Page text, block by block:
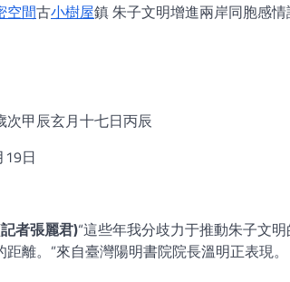
空間古小樹屋鎮 朱子文明增進兩岸同胞感情
次甲辰玄月十七日丙辰
日
者張麗君)“這些年我分歧力于推動朱子文
距離。”來自臺灣陽明書院院長溫明正表現。